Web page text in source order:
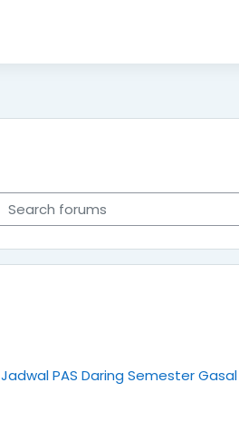
Search forums
Jadwal PAS Daring Semester